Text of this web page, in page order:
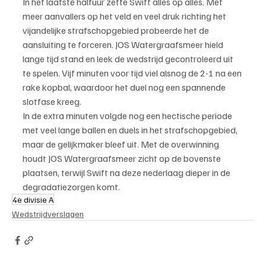
meer aanvallers op het veld en veel druk richting het
vijandelijke strafschopgebied probeerde het de
aansluiting te forceren. JOS Watergraafsmeer hield
lange tijd stand en leek de wedstrijd gecontroleerd uit
te spelen. Vijf minuten voor tijd viel alsnog de 2-1 na een
rake kopbal, waardoor het duel nog een spannende
slotfase kreeg.
In de extra minuten volgde nog een hectische periode
met veel lange ballen en duels in het strafschopgebied,
maar de gelijkmaker bleef uit. Met de overwinning
houdt JOS Watergraafsmeer zicht op de bovenste
plaatsen, terwijl Swift na deze nederlaag dieper in de
degradatiezorgen komt.
4e divisie A
Wedstrijdverslagen